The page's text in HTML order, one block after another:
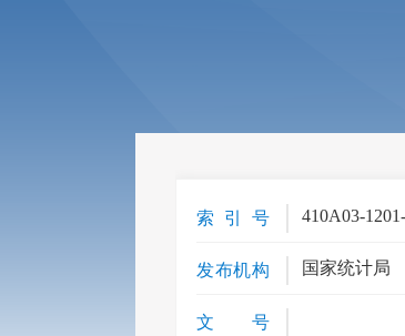
索 引 号 410A03-
发布机构 国家统计局
文 号